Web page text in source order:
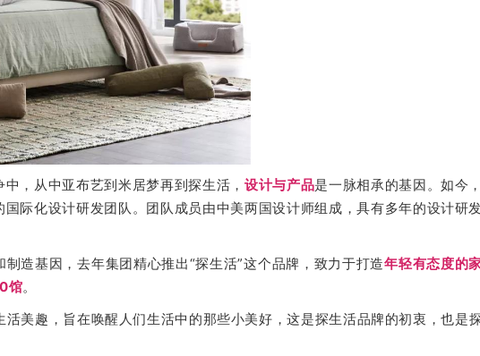
，从中亚布艺到米居梦再到探生活， 设计与产品是一脉相承的基因。如今
际化设计研发团队。团队成员由中美两国设计师组成，具有多年的设计研发
造基因，去年集团精心推出“探生活”这个品牌，致力于打造年轻有态度的
馆。
美趣，旨在唤醒人们生活中的那些小美好，这是探生活品牌的初衷，也是